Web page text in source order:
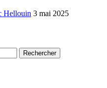
Hellouin 3 mai 2025